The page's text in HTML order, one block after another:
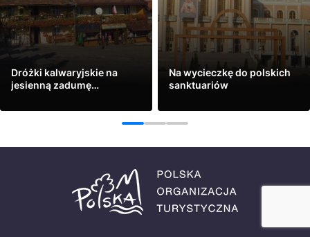
Dróżki kalwaryjskie na
jesienną zadumę…
Zobacz
Na wycieczkę do polskich
sanktuariów
Zobacz
1 2 3